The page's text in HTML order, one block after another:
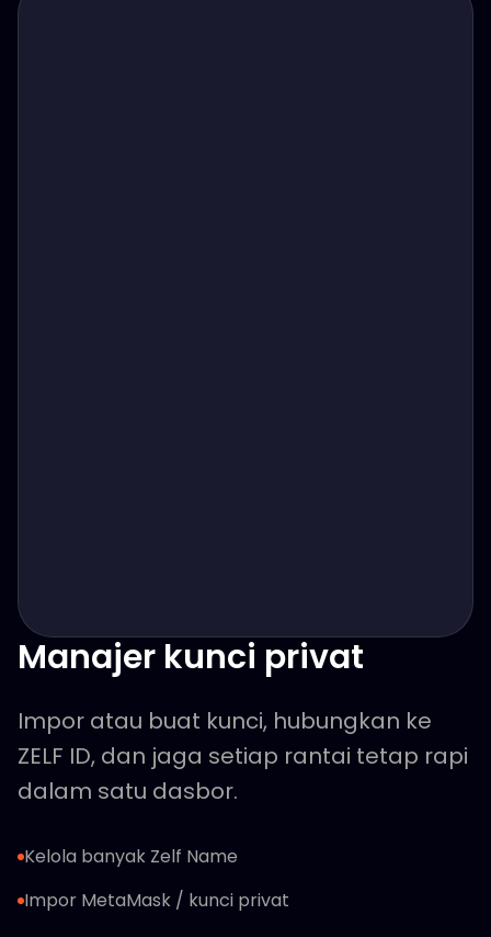
Manajer kunci privat
Impor atau buat kunci, hubungkan ke
ZELF ID, dan jaga setiap rantai tetap rapi
dalam satu dasbor.
Kelola banyak Zelf Name
Impor MetaMask / kunci privat